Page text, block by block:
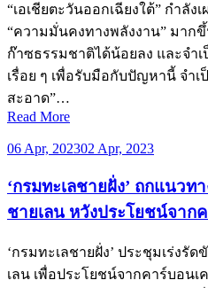
“เอเชียตะวันออกเฉียงใต้” กำลั
“ความมั่นคงทางพลังงาน” มาก
ก๊าซธรรมชาติได้น้อยลง และจำ
เรื่อย ๆ เพื่อรับมือกับปัญหานี้ จำเ
สะอาด”…
Read More
06 Apr, 202302 Apr, 2023
‘กรมทะเลชายฝั่ง’ ถกแนวท
ชายเลน หวังประโยชน์จาก
‘กรมทะเลชายฝั่ง’ ประชุมเร่งรั
เลน เพื่อประโยชน์จากคาร์บอน